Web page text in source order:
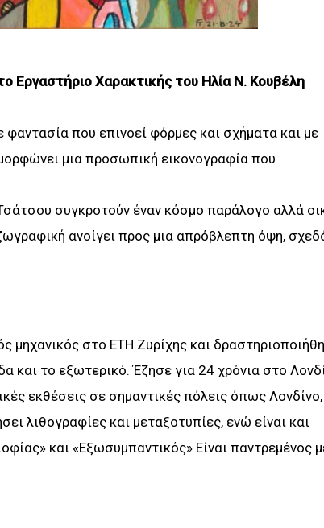
Εργαστήριο Χαρακτικής του Ηλία Ν. Κουβέλη
που επινοεί φόρμες και σχήματα και με
μια προσωπική εικονογραφία που
συγκροτούν έναν κόσμο παράλογο αλλά
ανοίγει προς μια απρόβλεπτη όψη,
στο ETH Ζυρίχης και
και το εξωτερικό. Έζησε για 24 χρόνια στο
εκθέσεις σε σημαντικές πόλεις όπως
λιθογραφίες και μεταξοτυπίες, ενώ είναι και
και «Εξωσυμπαντικός» Είναι παντρεμένος